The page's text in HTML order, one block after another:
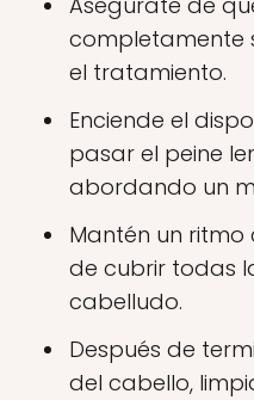
completamente
el tratamiento.
Enciende el
pasar el peine
abordando un
Mantén un
de cubrir todas
cabelludo.
Después de
del cabello,